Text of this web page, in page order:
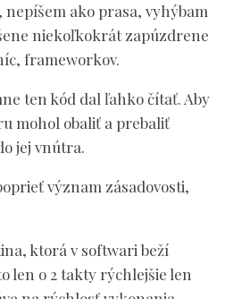
ako prasa, vyhýbam
niekoľkokrát zapúzdrene
frameworkov.
ten kód dal ľahko čítať. Aby
mohol obaliť a prebaliť
jej vnútra.
význam zásadovosti,
ktorá v softwari beží
len o 2 takty rýchlejšie len